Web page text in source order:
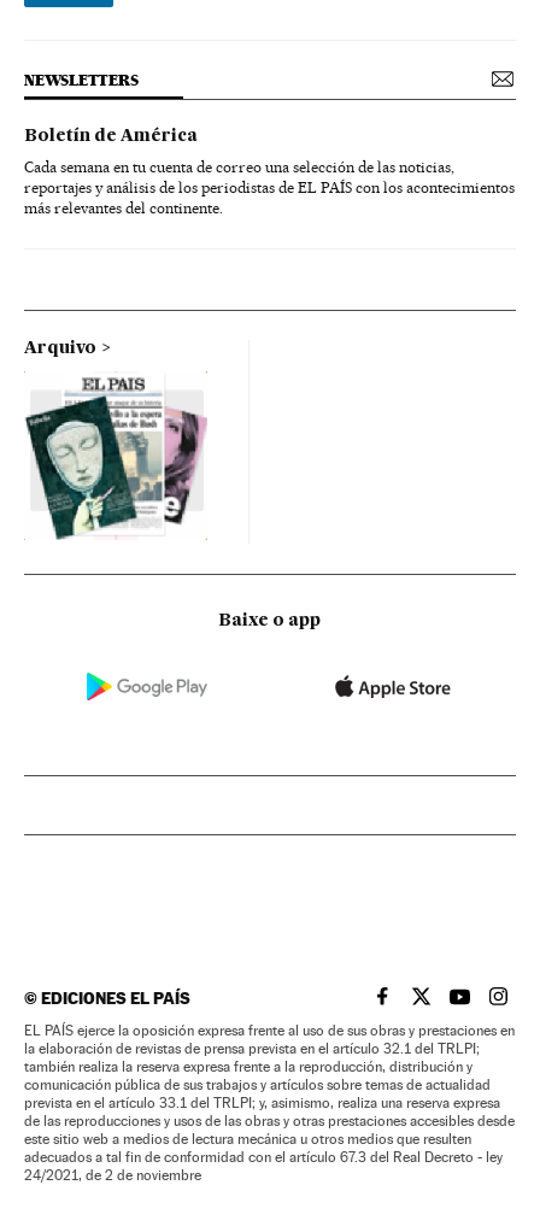
NEWSLETTERS
Boletín de América
Cada semana en tu cuenta de correo una selección de las noticias,
reportajes y análisis de los periodistas de EL PAÍS con los acontecimientos
más relevantes del continente.
Arquivo
Baixe o app
©EDICIONES EL PAÍS EL PAÍS BRASIL EN
EL PAÍSEL PAÍS
EL
EL PAÍS ejerce la oposición expresa frente al uso de sus obras y prestaciones en
la elaboración de revistas de prensa prevista en el artículo 32.1 del TRLPI;
también realiza la reserva expresa frente a la reproducción, distribución y
comunicación pública de sus trabajos y artículos sobre temas de actualidad
prevista en el artículo 33.1 del TRLPI; y, asimismo, realiza una reserva expresa
de las reproducciones y usos de las obras y otras prestaciones accesibles desde
este sitio web a medios de lectura mecánica u otros medios que resulten
adecuados a tal fin de conformidad con el artículo 67.3 del Real Decreto - ley
24/2021, de 2 de noviembre